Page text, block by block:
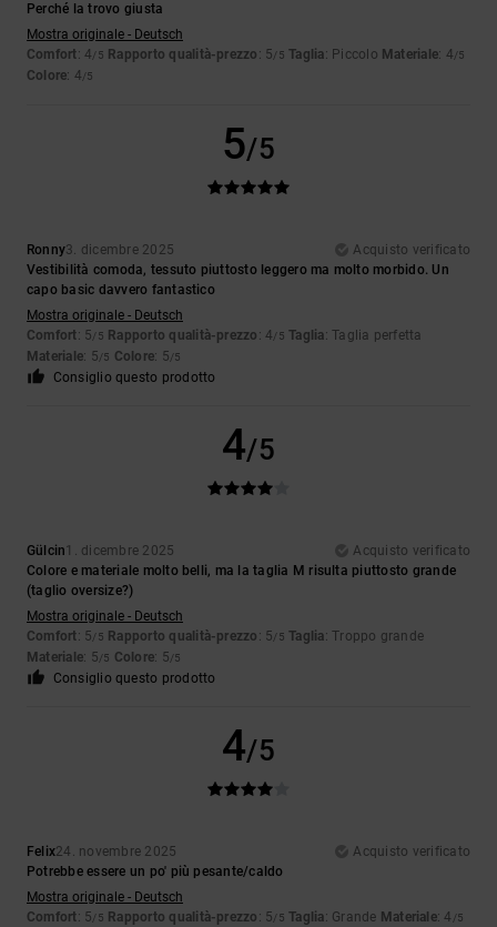
Perché la trovo giusta
Mostra originale - Deutsch
Comfort: 4/5 Rapporto qualità-prezzo : 5/5 Taglia: Piccolo Materiale: 4/5
Colore: 4/5
5/5
Ronny3. dicembre 2025
Acquisto verificato
Vestibilità comoda, tessuto piuttosto leggero ma molto morbido. Un
capo basic davvero fantastico
Mostra originale - Deutsch
Comfort: 5/5 Rapporto qualità-prezzo : 4/5 Taglia: Taglia perfetta
Materiale: 5/5 Colore: 5/5
Consiglio questo prodotto
4/5
Gülcin1. dicembre 2025
Acquisto verificato
Colore e materiale molto belli, ma la taglia M risulta piuttosto grande
(taglio oversize?)
Mostra originale - Deutsch
Comfort: 5/5 Rapporto qualità-prezzo : 5/5 Taglia: Troppo grande
Materiale: 5/5 Colore: 5/5
Consiglio questo prodotto
4/5
Felix24. novembre 2025
Acquisto verificato
Potrebbe essere un po' più pesante/caldo
Mostra originale - Deutsch
Comfort: 5/5 Rapporto qualità-prezzo : 5/5 Taglia: Grande Materiale: 4 /5